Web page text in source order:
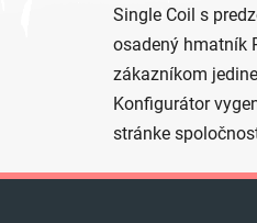
Single Coil s
osadený hmatník
zákazníkom
Konfigurátor
stránke